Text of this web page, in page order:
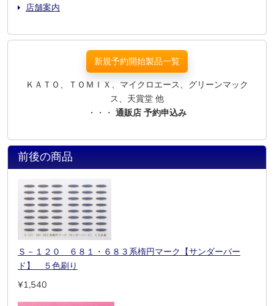
店舗案内
新規予約開始製品一覧
ＫＡＴＯ、ＴＯＭＩＸ、マイクロエース、グリーンマック
ス、天賞堂 他
・・・ 通販店 予約申込み
前後の商品
Ｓ－１２０ ６８１・６８３系楕円マーク【サンダーバー
ド】 ５色刷り
¥1,540